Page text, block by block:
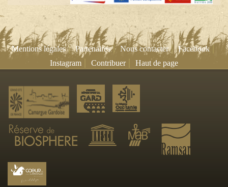
Mentions légales|Partenaires|Nous contacter|Facebook|
Instagram Contribuer| Haut de page